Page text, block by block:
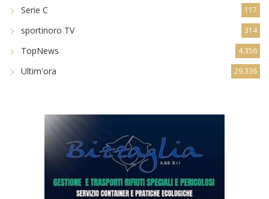
Serie C 117
sportinoro TV 314
TopNews 4.356
Ultim'ora 29.336